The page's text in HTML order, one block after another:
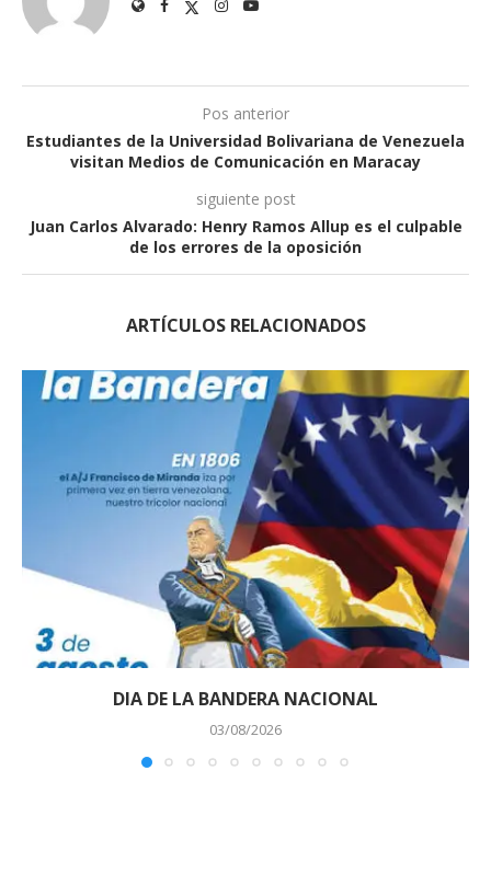
Pos anterior
Estudiantes de la Universidad Bolivariana de Venezuela
visitan Medios de Comunicación en Maracay
siguiente post
Juan Carlos Alvarado: Henry Ramos Allup es el culpable
de los errores de la oposición
ARTÍCULOS RELACIONADOS
DIA DE LA BANDERA NACIONAL
03/08/2026